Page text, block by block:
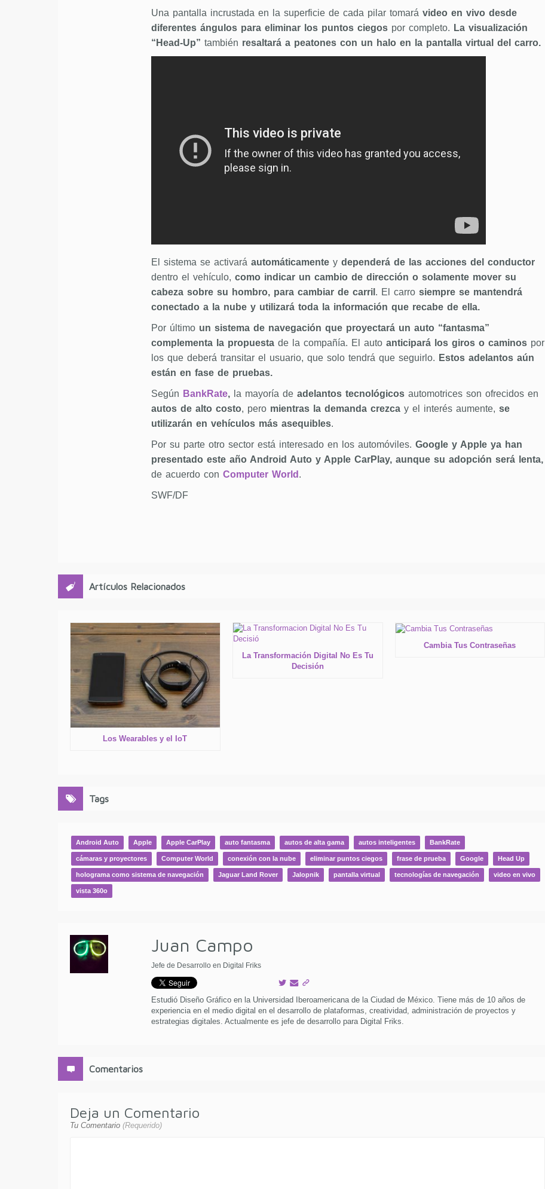
Una pantalla incrustada en la superficie de cada pilar tomará video en vivo desde
diferentes ángulos para eliminar los puntos ciegospor completo. La visualización
“Head-Up” también resaltará a peatones con un halo en la pantalla virtual del carro.
El sistema se activará automáticamenteydependerá de las acciones del conductor
dentro el vehículo, como indicar un cambio de dirección o solamente mover su
cabeza sobre su hombro, para cambiar de carril . El carro siempre se mantendrá
conectado a la nube y utilizará toda la información que recabe de ella.
Por últimoun sistema de navegación que proyectará un auto “fantasma”
complementa la propuestade la compañía. El autoanticipará los giros o caminospor
los que deberá transitar el usuario, que solo tendrá que seguirlo. Estos adelantos aún
están en fase de pruebas.
Según BankRate,la mayoría de adelantos tecnológicosautomotrices son ofrecidos en
autos de alto costo, peromientras la demanda crezcay el interés aumente, se
utilizarán en vehículos más asequibles.
Por su parte otro sector está interesado en los automóviles. Google y Apple ya han
presentado este año Android Auto y Apple CarPlay, aunque su adopción será lenta,
de acuerdo con Computer World .
SWF/DF
Artículos Relacionados
Los Wearables y el IoT
La Transformación Digital No Es Tu
Decisión
Cambia Tus Contraseñas
Tags
Android Auto Apple Apple CarPlay auto fantasma autos de alta gama autos inteligentes BankRate
cámaras y proyectores Computer World conexión con la nube eliminar puntos ciegos frase de prueba Google Head Up
holograma como sistema de navegación Jaguar Land Rover Jalopnik pantalla virtual tecnologías de navegación video en vivo
vista 360o
Juan Campo
Jefe de Desarrollo en Digital Friks
Estudió Diseño Gráfico en la Universidad Iberoamericana de la Ciudad de México. Tiene más de 10 años de
experiencia en el medio digital en el desarrollo de plataformas, creatividad, administración de proyectos y
estrategias digitales. Actualmente es jefe de desarrollo para Digital Friks.
Comentarios
Deja un Comentario
Tu Comentario (Requerido)